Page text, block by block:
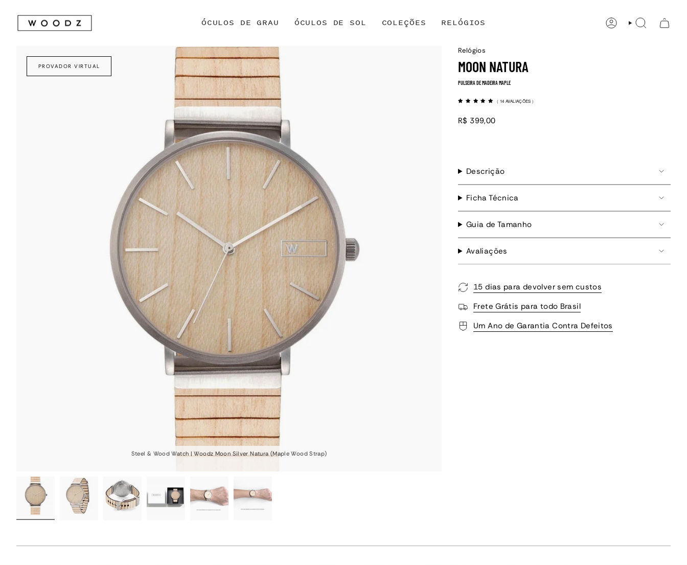
conteúdo
ÓCULOS DE GRAU ÓCULOS DE SOL COLEÇÕES RELÓGIOS CONTA PESQUISAR
PROVADOR VIRTUAL
Steel & Wood Watch | Woodz Moon Silver Natura (Maple Wood Strap)
Relógios
MOON NATURA
PULSEIRA DE MADEIRA MAPLE
( 14 AVALIAÇÕES)
R$ 399,00
Descrição
Ficha Técnica
Guia de Tamanho
Avaliações
15 dias para devolver sem custos
Frete Grátis para todo Brasil
Um Ano de Garantia Contra Defeitos